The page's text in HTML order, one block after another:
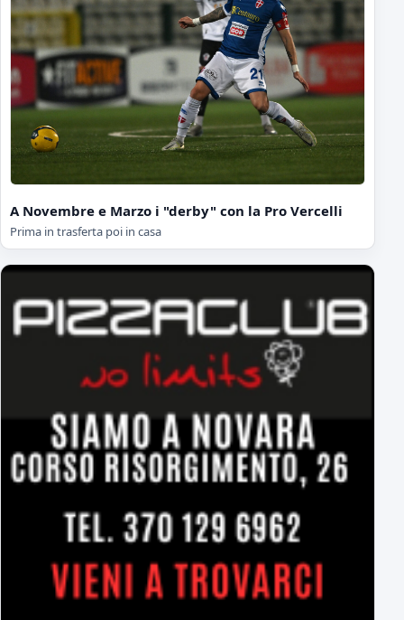
A Novembre e Marzo i "derby" con la Pro Vercelli
Prima in trasferta poi in casa